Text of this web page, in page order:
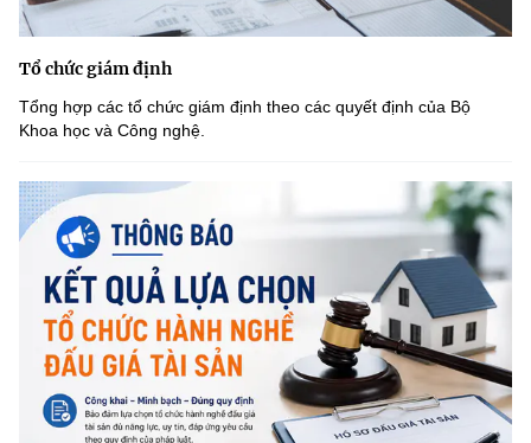
Tổ chức giám định
Tổng hợp các tổ chức giám định theo các quyết định của Bộ
Khoa học và Công nghệ.